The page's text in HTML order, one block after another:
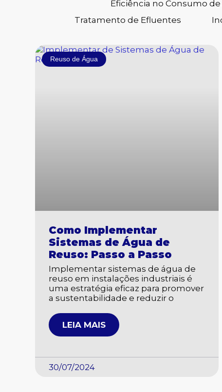
Eficiência no Consumo de
Tratamento de Efluentes
Reuso de Água
Como Implementar
Sistemas de Água de
Reuso: Passo a Passo
Implementar sistemas de água de
reuso em instalações industriais é
uma estratégia eficaz para promover
a sustentabilidade e reduzir o
LEIA MAIS
30/07/2024